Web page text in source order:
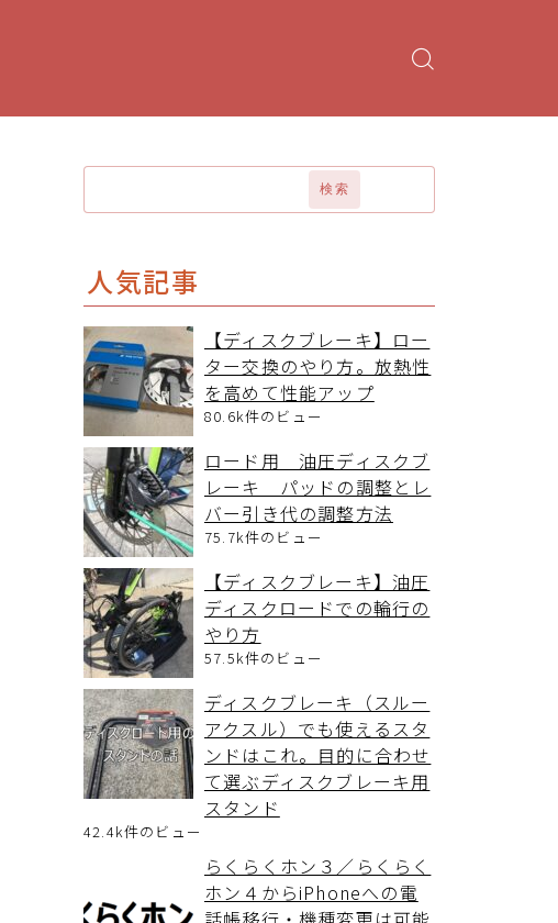
検索
人気記事
【ディスクブレーキ】ロー
ター交換のやり方。放熱性
を高めて性能アップ
80.6k件のビュー
ロード用 油圧ディスクブ
レーキ パッドの調整とレ
バー引き代の調整方法
75.7k件のビュー
【ディスクブレーキ】油圧
ディスクロードでの輪行の
やり方
57.5k件のビュー
ディスクブレーキ（スルー
アクスル）でも使えるスタ
ンドはこれ。目的に合わせ
て選ぶディスクブレーキ用
スタンド
42.4k件のビュー
らくらくホン３／らくらく
ホン４からiPhoneへの電